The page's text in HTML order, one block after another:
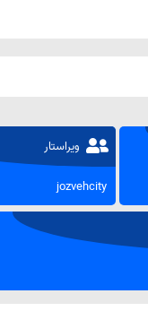
ویراستار
jozvehcity